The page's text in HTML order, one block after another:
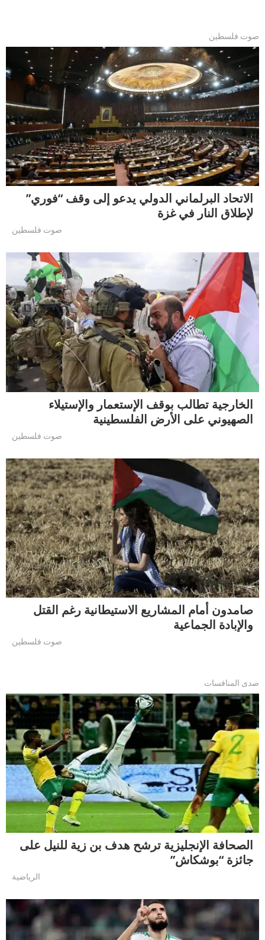
صوت فلسطين
الاتحاد البرلماني الدولي يدعو إلى وقف “فوري”
لإطلاق النار في غزة
صوت فلسطين
الخارجية تطالب بوقف الإستعمار والإستيلاء
الصهيوني على الأرض الفلسطينية
صوت فلسطين
صامدون أمام المشاريع الاستيطانية رغم القتل
والإبادة الجماعية
صوت فلسطين
صدى المنافسات
الصحافة الإنجليزية ترشح هدف بن زية للنيل على
جائزة “بوشكاش”
الرياضية